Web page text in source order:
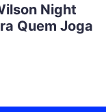
Night
Quem Joga